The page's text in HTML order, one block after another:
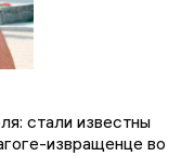
стали известны
извращенце во